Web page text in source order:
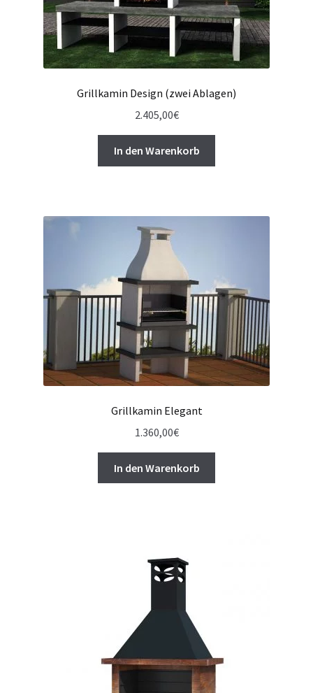
Grillkamin Design (zwei Ablagen)
2.405,00€
In den Warenkorb
Grillkamin Elegant
1.360,00€
In den Warenkorb